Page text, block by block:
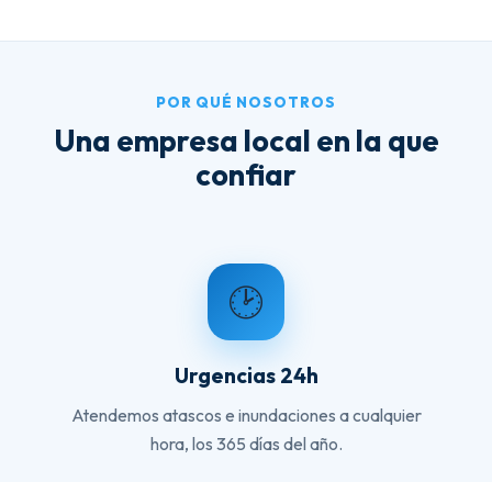
POR QUÉ NOSOTROS
Una empresa local en la que
confiar
🕑
Urgencias 24h
Atendemos atascos e inundaciones a cualquier
hora, los 365 días del año.